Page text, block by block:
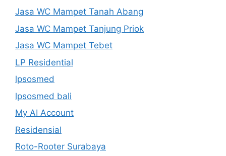
Jasa WC Mampet Tanah Abang
Jasa WC Mampet Tanjung Priok
Jasa WC Mampet Tebet
LP Residential
lpsosmed
lpsosmed bali
My AI Account
Residensial
Roto-Rooter Surabaya